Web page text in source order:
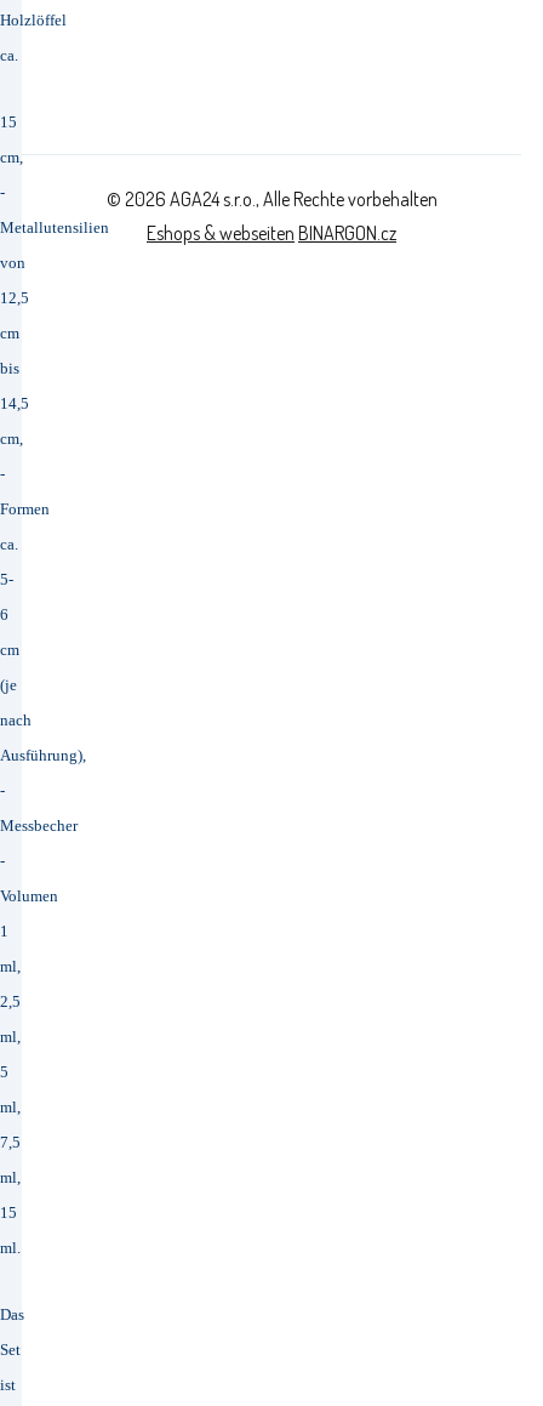
Holzlöffel
ca.
15
cm,
-
Metallutensilien
von
12,5
cm
bis
14,5
cm,
-
Formen
ca.
5-
6
cm
(je
nach
Ausführung),
-
Messbecher
-
Volumen
1
ml,
2,5
ml,
5
ml,
7,5
ml,
15
ml.
Das
Set
ist
© 2026 AGA24 s.r.o., Alle Rechte vorbehalten
Eshops & webseiten BINARGON.cz